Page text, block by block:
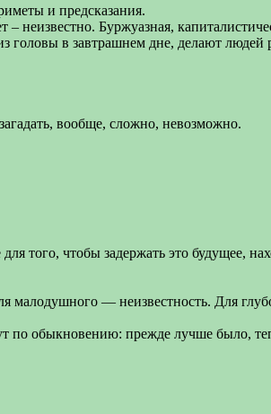
и предсказания.
Буржуазная,
головы в завтрашнем дне, делают
вообще, сложно, невозможно.
того, чтобы задержать это будущее,
малодушного — неизвестность. Для
обыкновению: прежде лучше было,